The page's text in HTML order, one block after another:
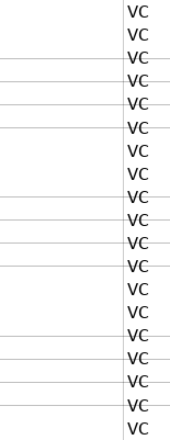
VC
VC
VC
VC
VC
VC
VC
VC
VC
VC
VC
VC
VC
VC
VC
VC
VC
VC
VC